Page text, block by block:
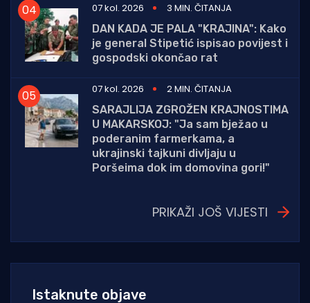
07 kol. 2026
3 MIN. ČITANJA
DAN KADA JE PALA "KRAJINA": Kako
je general Stipetić ispisao povijest i
gospodski okončao rat
07 kol. 2026
2 MIN. ČITANJA
SARAJLIJA ZGROŽEN KRAJNOSTIMA
U MAKARSKOJ: "Ja sam bježao u
poderanim farmerkama, a
ukrajinski tajkuni divljaju u
Poršeima dok im domovina gori!"
PRIKAŽI JOŠ VIJESTI
Istaknute objave